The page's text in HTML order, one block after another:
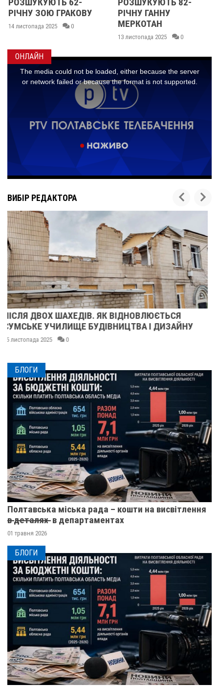
РІЧНУ ЗОЮ ГРАКОВУ
14 листопада 2025 0
РІЧНУ ГАННУ
МЕРКОТАН
13 листопада 2025 0
ОНЛАЙН
ВИБІР РЕДАКТОРА
ПІЛЬГОВИЙ ТАРИФ НА ЕЛЕКТРОЕНЕРГІЮ: ХТО
МАЄ ПРАВО ТА ЯК ЙОГО ОТРИМАТИ?
24 листопада 2025
БЛОГИ
Полтавська міська рада – кошти на висвітлення
в̶ ̶д̶е̶т̶а̶л̶я̶х̶ ̶ в департаментах
01 травня 2026
БЛОГИ